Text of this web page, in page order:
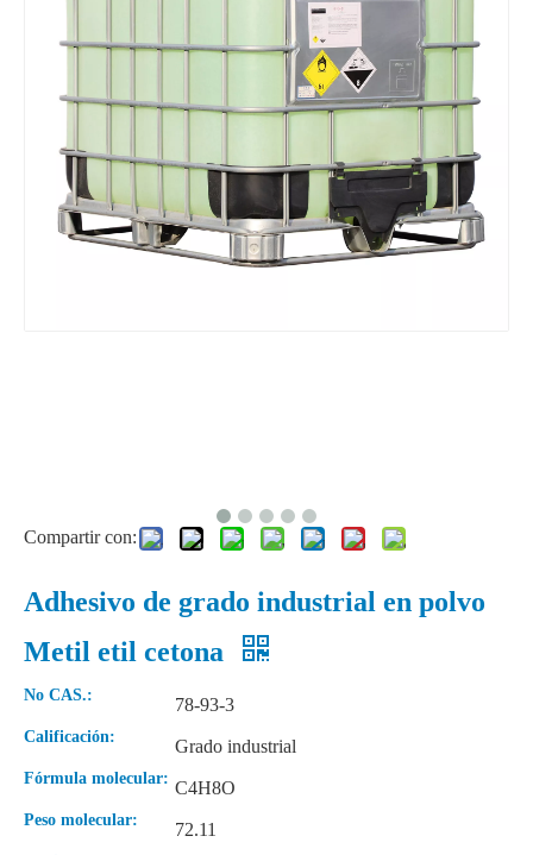
Compartir con:
Adhesivo de grado industrial en polvo
Metil etil cetona
No CAS.: 78-93-3
Calificación: Grado industrial
Fórmula molecular: C4H8O
Peso molecular: 72.11